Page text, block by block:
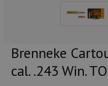
Brenneke
cal. .243 Win.
NOS CATÉGORIES PRINCIPALES